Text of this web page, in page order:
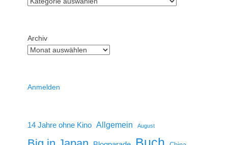
Archiv
Anmelden
14 Jahre ohne Kino Allgemein August